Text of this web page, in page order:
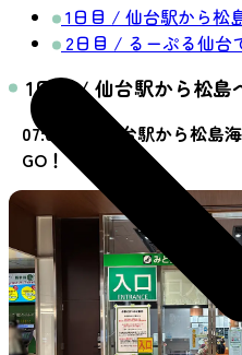
1日目 / 仙台駅から松
2日目 / るーぷる仙台
1日目 / 仙台駅から松島
07:00 JR仙台駅から松島海
GO！